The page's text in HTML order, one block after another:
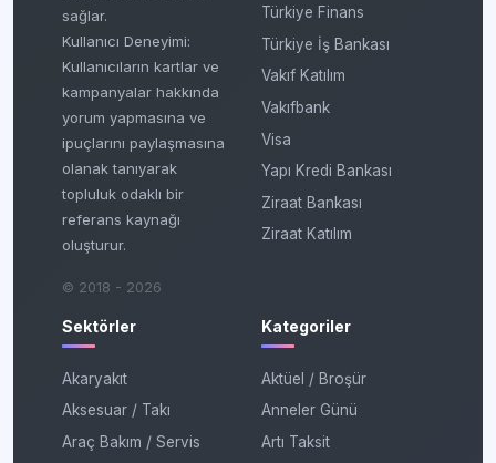
sağlar.
Kullanıcı Deneyimi:
Kullanıcıların kartlar ve
kampanyalar hakkında
yorum yapmasına ve
ipuçlarını paylaşmasına
olanak tanıyarak
topluluk odaklı bir
referans kaynağı
oluşturur.
© 2018 - 2026
Türkiye Finans
Türkiye İş Bankası
Vakıf Katılım
Vakıfbank
Visa
Yapı Kredi Bankası
Ziraat Bankası
Ziraat Katılım
Sektörler
Akaryakıt
Aksesuar / Takı
Araç Bakım / Servis
Kategoriler
Aktüel / Broşür
Anneler Günü
Artı Taksit